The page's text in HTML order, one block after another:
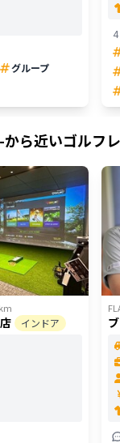
グループ
4
から近いゴルフ
km
インドア